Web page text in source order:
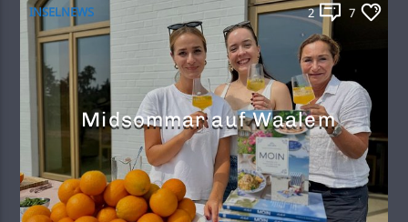
INSELNEWS 2 7
Midsommar auf Waalem